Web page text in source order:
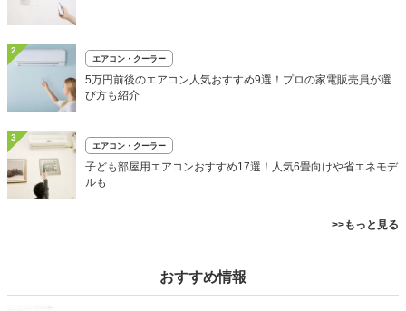
2
エアコン・クーラー
5万円前後のエアコン人気おすすめ9選！プロの家電販売員が選
び方も紹介
3
エアコン・クーラー
子ども部屋用エアコンおすすめ17選！人気6畳向けや省エネモデ
ルも
>>もっと見る
おすすめ情報